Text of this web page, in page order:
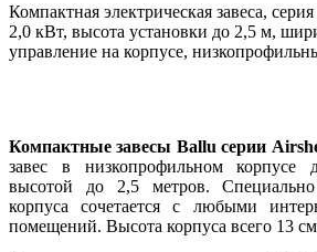
Компактная электрическая завеса,
2,0 кВт, высота установки до 2,5 м,
управление на корпусе,
Компактные завесы Ballu серии
завес в низкопрофильном корпусе
высотой до 2,5 метров.
корпуса сочетается с любыми
помещений. Высота корпуса всего 13